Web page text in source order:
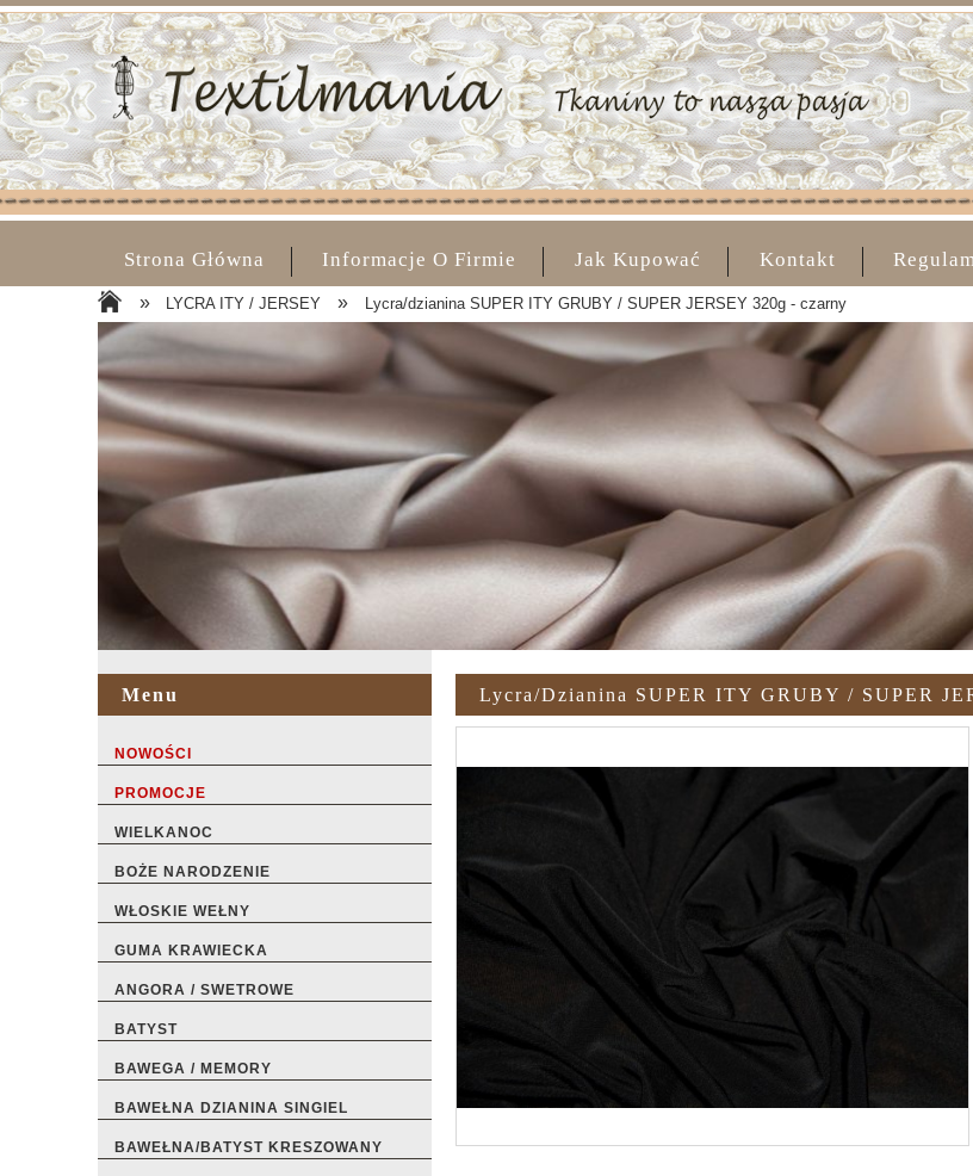
Strona Główna Informacje O Firmie Jak Kupować Kontakt
» LYCRA ITY / JERSEY » Lycra/dzianina SUPER ITY GRUBY / SUPER JERSEY 320g - czarny
Menu
NOWOŚCI
PROMOCJE
WIELKANOC
BOŻE NARODZENIE
WŁOSKIE WEŁNY
GUMA KRAWIECKA
ANGORA / SWETROWE
BATYST
BAWEGA / MEMORY
BAWEŁNA DZIANINA SINGIEL
BAWEŁNA/BATYST KRESZOWANY
Lycra/dzianina SUPER ITY GRUBY / SUPER